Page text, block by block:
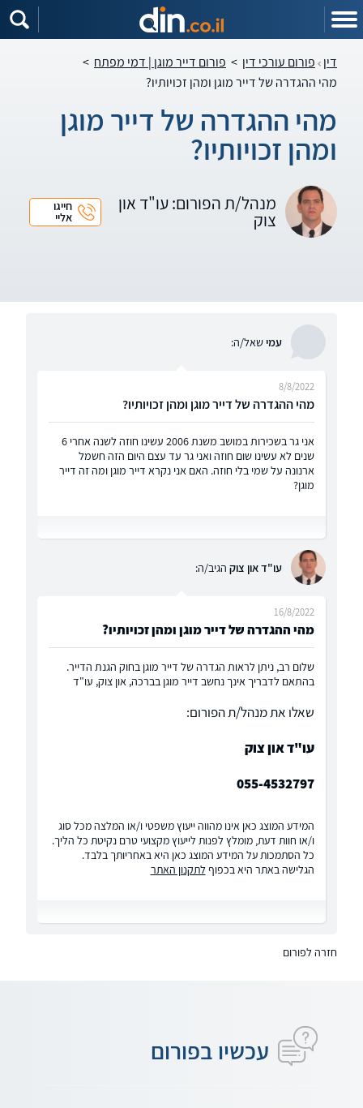
דין פורום עורכי דין > פורום דייר מוגן | דמי מפתח >
מהי ההגדרה של דייר מוגן ומהן זכויותיו?
מהי ההגדרה של דייר מוגן
ומהן זכויותיו?
מנהל/ת הפורום: עו"ד און
צוק
חייגו
אליי
עמישאל/ה:
מהי ההגדרה של דייר מוגן ומהן זכויותיו?
8/8/2022
אני גר בשכירות במושב משנת 2006 עשינו חוזה לשנה אחרי 6
שנים לא עשינו שום חוזה ואני גר עד עצם היום הזה חשמל
ארנונה על שמי בלי חוזה. האם אני נקרא דייר מוגן ומה זה דייר
מוגן?
עו"ד און צוק הגיב/ה:
מהי ההגדרה של דייר מוגן ומהן זכויותיו?
16/8/2022
שלום רב, ניתן לראות הגדרה של דייר מוגן בחוק הגנת הדייר.
בהתאם לדבריך אינך נחשב דייר מוגן בברכה, און צוק, עו"ד
שאלו את מנהל/ת הפורום:
עו"ד און צוק
055-4532797
המידע המוצג כאן אינו מהווה ייעוץ משפטי ו/או המלצה מכל סוג
ו/או חוות דעת, מומלץ לפנות לייעוץ מקצועי טרם נקיטת כל הליך.
כל הסתמכות על המידע המוצג כאן היא באחריותך בלבד.
הגלישה באתר היא בכפוף לתקנון האתר
חזרה לפורום
עכשיו בפורום